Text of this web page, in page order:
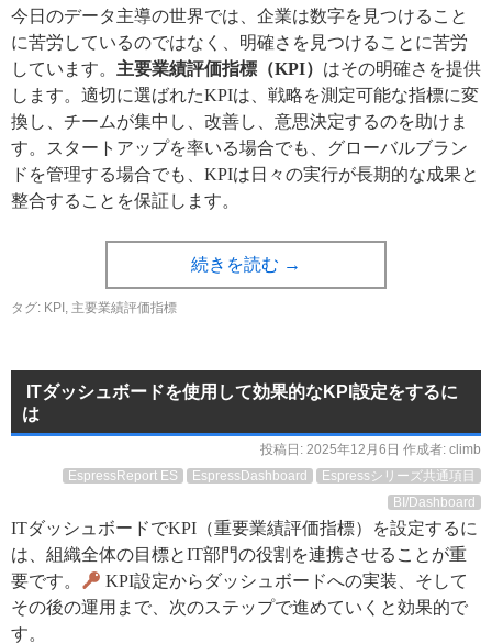
今日のデータ主導の世界では、企業は数字を見つけること
に苦労しているのではなく、明確さを見つけることに苦労
しています。 主要業績評価指標（KPI） はその明確さを提供
します。適切に選ばれたKPIは、戦略を測定可能な指標に変
換し、チームが集中し、改善し、意思決定するのを助けま
す。スタートアップを率いる場合でも、グローバルブラン
ドを管理する場合でも、KPIは日々の実行が長期的な成果と
整合することを保証します。
続きを読む →
タグ: KPI , 主要業績評価指標
ITダッシュボードを使用して効果的なKPI設定をするに
は
投稿日: 2025年12月6日 作成者: climb
EspressReport ES
EspressDashboard
Espressシリーズ共通項目
BI/Dashboard
ITダッシュボードでKPI（重要業績評価指標）を設定するに
は、組織全体の目標とIT部門の役割を連携させることが重
要です。
KPI設定からダッシュボードへの実装、そして
その後の運用まで、次のステップで進めていくと効果的で
す。